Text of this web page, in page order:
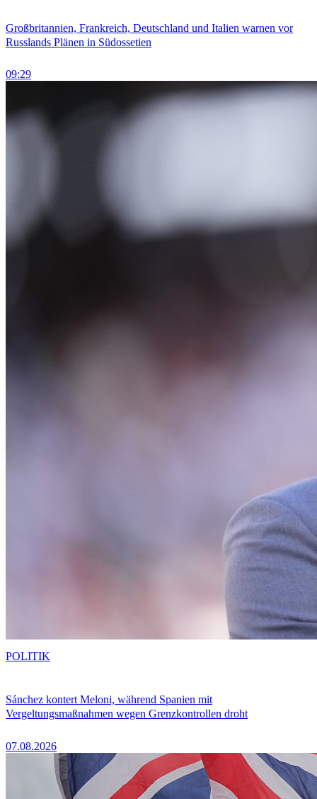
Großbritannien, Frankreich, Deutschland und Italien warnen vor
Russlands Plänen in Südossetien
09:29
Sánchez kontert Meloni, während Spanien mit
Vergeltungsmaßnahmen wegen Grenzkontrollen droht
07.08.2026
POLITIK